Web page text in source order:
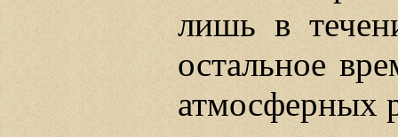
лишь в
остальное
атмосферных